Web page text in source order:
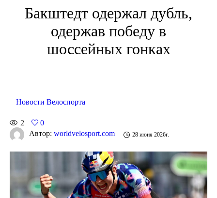
Бакштедт одержал дубль,
одержав победу в
шоссейных гонках
Новости Велоспорта
2
0
Автор: worldvelosport.com 28 июня 2026г.